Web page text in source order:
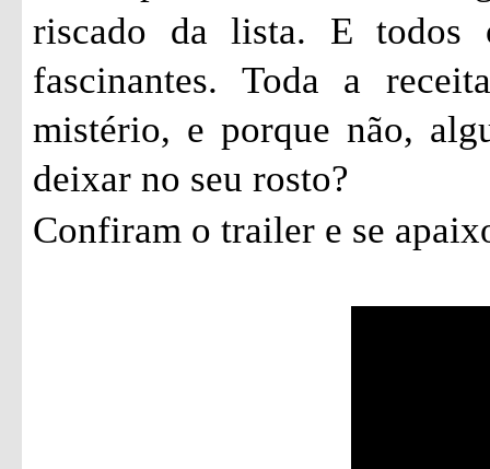
riscado da lista. E todos
fascinantes. Toda a
mistério, e porque não,
deixar no seu rosto?
Confiram o trailer e se